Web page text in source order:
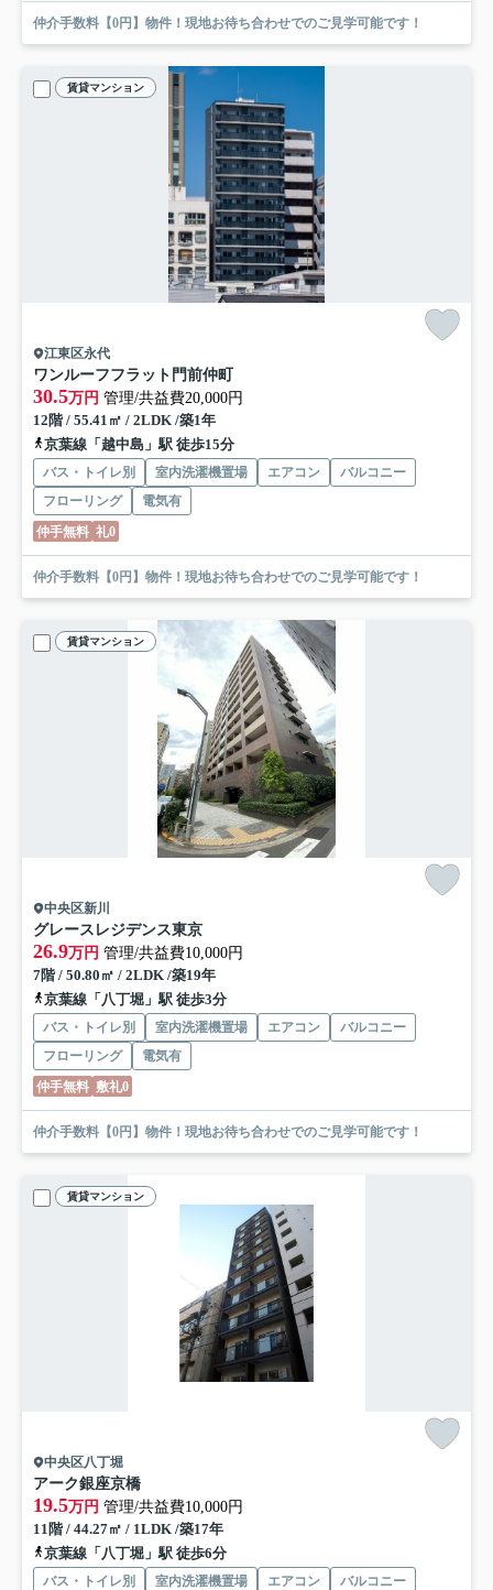
仲介手数料【0円】物件！現地お待ち合わせでのご見学可能です！
賃貸マンション
江東区永代
ワンルーフフラット門前仲町
30.5万円 管理/共益費20,000円
12階 / 55.41㎡ / 2LDK /築1年
京葉線「越中島」駅 徒歩15分
バス・トイレ別 室内洗濯機置場 エアコン
バルコニー
フローリング
電気有
仲手無料 礼0
仲介手数料【0円】物件！現地お待ち合わせでのご見学可能です！
賃貸マンション
中央区新川
グレースレジデンス東京
26.9万円 管理/共益費10,000円
7階 / 50.80㎡ / 2LDK /築19年
京葉線「八丁堀」駅 徒歩3分
バス・トイレ別 室内洗濯機置場 エアコン
バルコニー
フローリング
電気有
仲手無料 敷礼0
仲介手数料【0円】物件！現地お待ち合わせでのご見学可能です！
賃貸マンション
中央区八丁堀
アーク銀座京橋
19.5万円 管理/共益費10,000円
11階 / 44.27㎡ / 1LDK /築17年
京葉線「八丁堀」駅 徒歩6分
バス・トイレ別 室内洗濯機置場 エアコン
バルコニー